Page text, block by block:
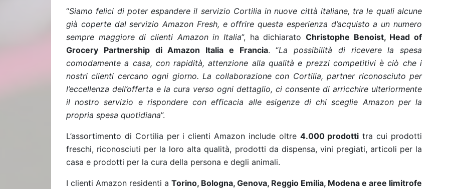
“Siamo felici di poter espandere il servizio Cortilia in nuove città italiane, tra le quali alcune
già coperte dal servizio Amazon Fresh, e offrire questa esperienza d’acquisto a un numero
sempre maggiore di clienti Amazon in Italia”, ha dichiarato Christophe Benoist, Head of
Grocery Partnership di Amazon Italia e Francia. “La possibilità di ricevere la spesa
comodamente a casa, con rapidità, attenzione alla qualità e prezzi competitivi è ciò che i
nostri clienti cercano ogni giorno. La collaborazione con Cortilia, partner riconosciuto per
l’eccellenza dell’offerta e la cura verso ogni dettaglio, ci consente di arricchire ulteriormente
il nostro servizio e rispondere con efficacia alle esigenze di chi sceglie Amazon per la
propria spesa quotidiana”.
L’assortimento di Cortilia per i clienti Amazon include oltre 4.000 prodotti tra cui prodotti
freschi, riconosciuti per la loro alta qualità, prodotti da dispensa, vini pregiati, articoli per la
casa e prodotti per la cura della persona e degli animali.
I clienti Amazon residenti a Torino, Bologna, Genova, Reggio Emilia, Modena e aree limitrofe